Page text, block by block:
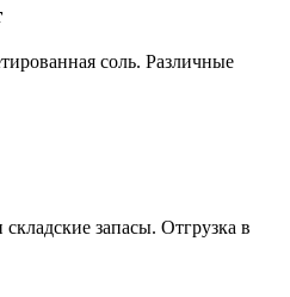
соль. Различные
запасы. Отгрузка в